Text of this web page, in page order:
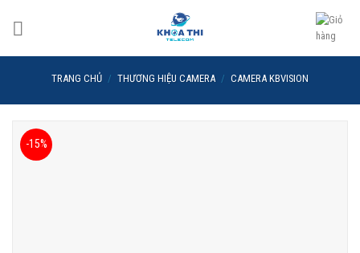
TRANG CHỦ / THƯƠNG HIỆU CAMERA / CAMERA KBVISION
-15%